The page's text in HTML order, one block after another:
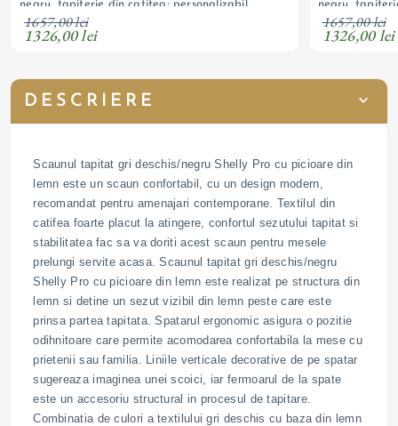
negru, tapițerie din catifea; personalizabil
1657,00 lei
1326,00 lei
negru,
1657,00 lei
1326,00 lei
DESCRIERE
Scaunul tapitat gri deschis/negru Shelly Pro cu picioare din
lemn este un scaun confortabil, cu un design modern,
recomandat pentru amenajari contemporane. Textilul din
catifea foarte placut la atingere, confortul sezutului tapitat si
stabilitatea fac sa va doriti acest scaun pentru mesele
prelungi servite acasa. Scaunul tapitat gri deschis/negru
Shelly Pro cu picioare din lemn este realizat pe structura din
lemn si detine un sezut vizibil din lemn peste care este
prinsa partea tapitata. Spatarul ergonomic asigura o pozitie
odihnitoare care permite acomodarea confortabila la mese cu
prietenii sau familia. Liniile verticale decorative de pe spatar
sugereaza imaginea unei scoici, iar fermoarul de la spate
este un accesoriu structural in procesul de tapitare.
Combinatia de culori a textilului gri deschis cu baza din lemn